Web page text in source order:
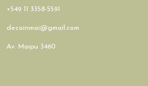
+549 11 3358-5591
decoinmai@gmail.com
Av. Maipu 3460